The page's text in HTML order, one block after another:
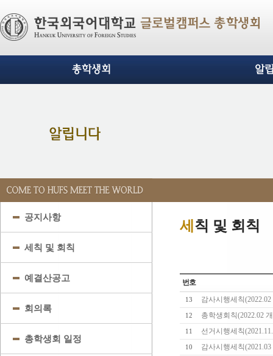
글로벌캠퍼스 총학생회
총학생회 알
공지사항
세칙 및 회칙
예결산공고
회의록
총학생회 일정
세 칙 및 회칙
번호
13 감사시행세칙
12 총학생회칙(2022.02
11 선거시행세칙
10 감사시행세칙